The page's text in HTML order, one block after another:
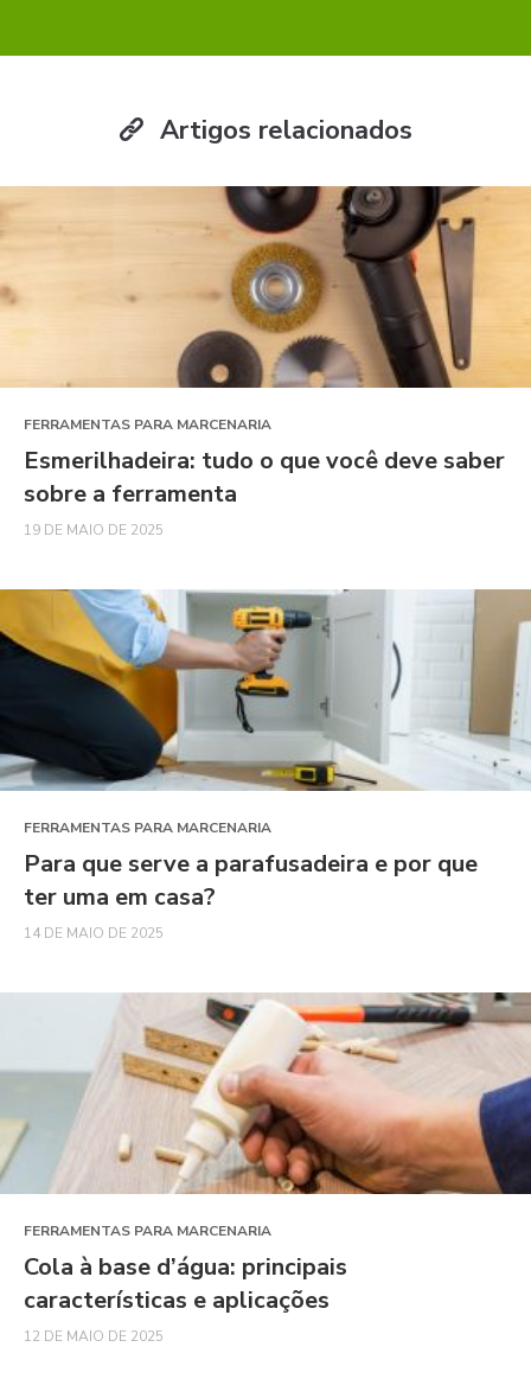
Artigos relacionados
FERRAMENTAS PARA MARCENARIA
Esmerilhadeira: tudo o que você deve saber
sobre a ferramenta
19 DE MAIO DE 2025
FERRAMENTAS PARA MARCENARIA
Para que serve a parafusadeira e por que
ter uma em casa?
14 DE MAIO DE 2025
FERRAMENTAS PARA MARCENARIA
Cola à base d’água: principais
características e aplicações
12 DE MAIO DE 2025